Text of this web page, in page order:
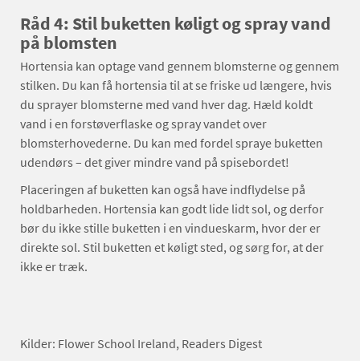
Råd 4: Stil buketten køligt og spray vand
på blomsten
Hortensia kan optage vand gennem blomsterne og gennem
stilken. Du kan få hortensia til at se friske ud længere, hvis
du sprayer blomsterne med vand hver dag. Hæld koldt
vand i en forstøverflaske og spray vandet over
blomsterhovederne. Du kan med fordel spraye buketten
udendørs – det giver mindre vand på spisebordet!
Placeringen af buketten kan også have indflydelse på
holdbarheden. Hortensia kan godt lide lidt sol, og derfor
bør du ikke stille buketten i en vindueskarm, hvor der er
direkte sol. Stil buketten et køligt sted, og sørg for, at der
ikke er træk.
Kilder: Flower School Ireland, Readers Digest